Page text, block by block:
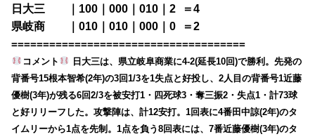
日大三 ｜100｜000｜010｜2
＝4
県岐商 ｜010｜010｜000｜0
＝2
=====================================
コメント
日大三は、県立岐阜商業に4-2(延長10回)で勝利。先発の
背番号15根本智希(2年)の3回1/3を1失点と好投し、2人目の背番号1近藤
優樹(3年)が残る6回2/3を被安打1・四死球3・奪三振2・失点1・計73球
と好リリーフした。攻撃陣は、計12安打。1回表に4番田中諒(2年)のタ
イムリーから1点を先制。1点を負う8回表には、7番近藤優樹(3年)のタ